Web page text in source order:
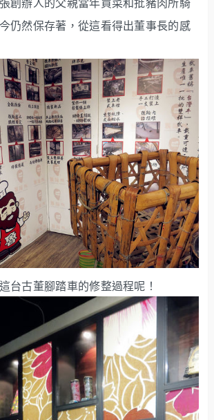
創辦人的父親當年買菜和批豬肉所騎
仍然保存著，從這看得出董事長的感
台古董腳踏車的修整過程呢！